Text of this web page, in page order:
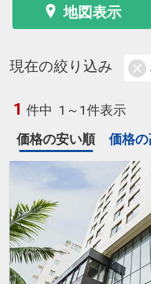
地図表示
現在の絞り込み
1 件中 1～1件表示
価格の安い順
価格